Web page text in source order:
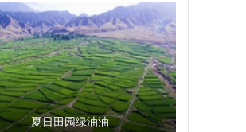
夏日田园绿油油